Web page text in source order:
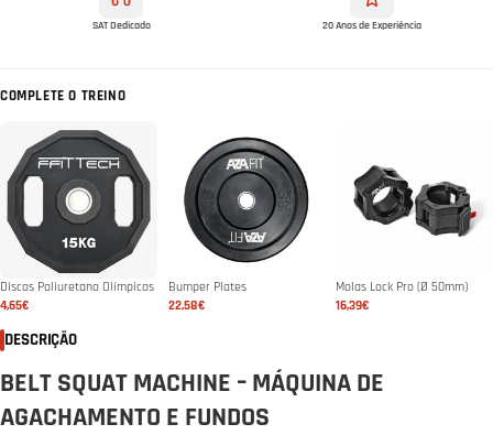
SAT Dedicado 20 Anos de Experiência
COMPLETE O TREINO
Discos Poliuretano Olímpicos
4,65€
Bumper Plates
22,58€
Molas Lock Pro (Ø 50mm)
16,39€
DESCRIÇÃO
BELT SQUAT MACHINE – MÁQUINA DE
AGACHAMENTO E FUNDOS